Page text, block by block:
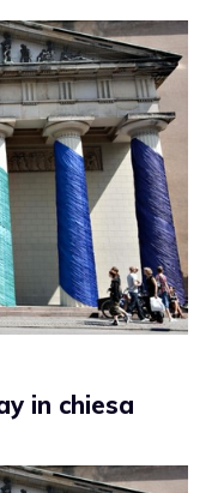
in chiesa